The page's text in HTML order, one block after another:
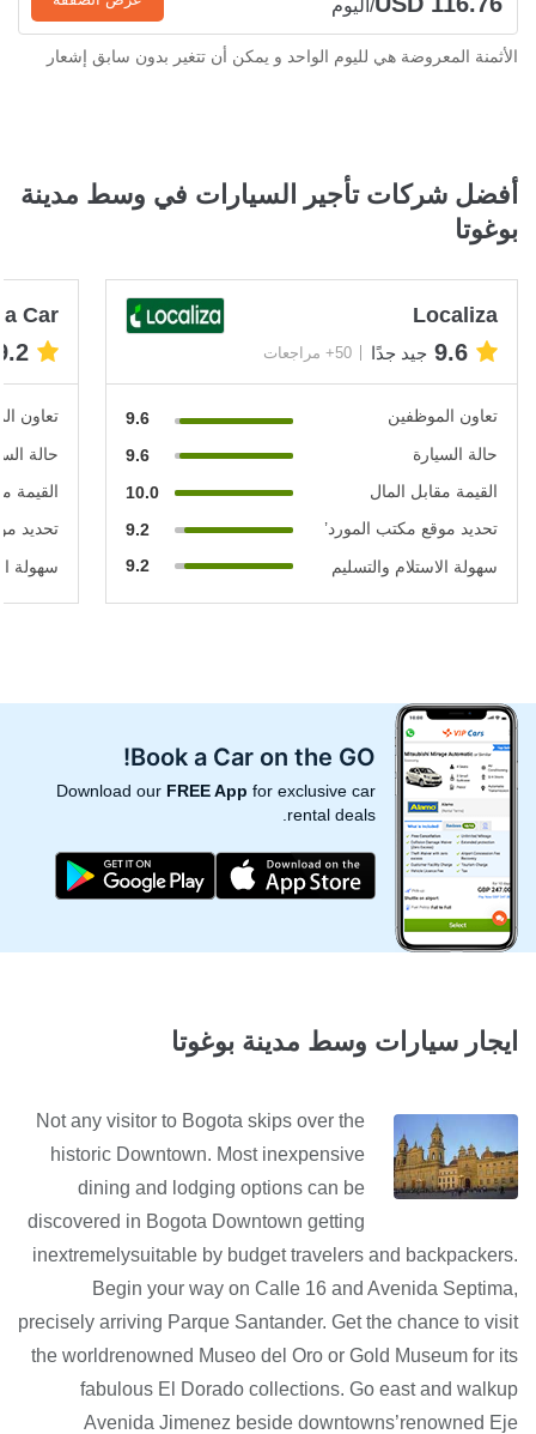
/اليوم
الأثمنة المعروضة هي لليوم الواحد و يمكن أن تتغير بدون سابق إشعار
أفضل شركات تأجير السيارات في وسط مدينة
بوغوتا
Localiza
9.6 جيد جدًا 50+ مراجعات
تعاون الموظفين
9.6
حالة السيارة
9.6
القيمة مقابل المال
10.0
تحديد موقع مكتب المورد’
9.2
سهولة الاستلام والتسليم
9.2
Car
تعاون
حالة
القيمة
تحديد
سهولة
Book a Car on the GO!
Download our FREE App for exclusive car
rental deals.
ايجار سيارات وسط مدينة بوغوتا
Not any visitor to Bogota skips over the
historic Downtown. Most inexpensive
dining and lodging options can be
discovered in Bogota Downtown getting
inextremelysuitable by budget travelers and backpackers.
Begin your way on Calle 16 and Avenida Septima,
precisely arriving Parque Santander. Get the chance to visit
the worldrenowned Museo del Oro or Gold Museum for its
fabulous El Dorado collections. Go east and walkup
Avenida Jimenez beside downtowns’renowned Eje